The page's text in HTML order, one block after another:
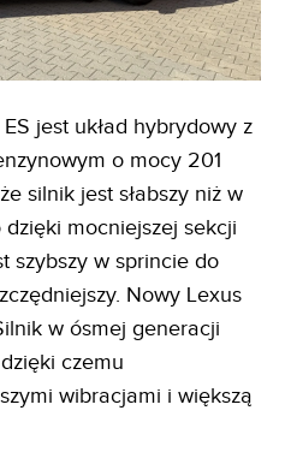
jest układ hybrydowy z
o mocy 201
silnik jest słabszy niż w
mocniejszej sekcji
szybszy w sprincie do
Nowy Lexus
w ósmej generacji
czemu
wibracjami i większą